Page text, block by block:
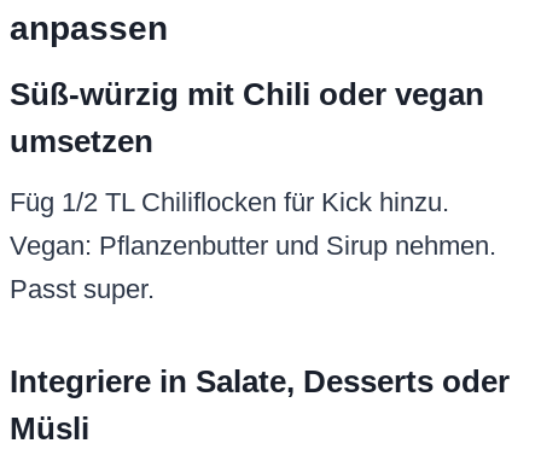
anpassen
Süß-würzig mit Chili oder vegan
umsetzen
Füg 1/2 TL Chiliflocken für Kick hinzu.
Vegan: Pflanzenbutter und Sirup nehmen.
Passt super.
Integriere in Salate, Desserts oder
Müsli